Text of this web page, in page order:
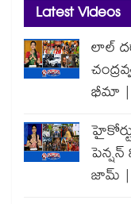
Latest Videos
లాల్
భీమా |
పెన్షన్
జామ్ |